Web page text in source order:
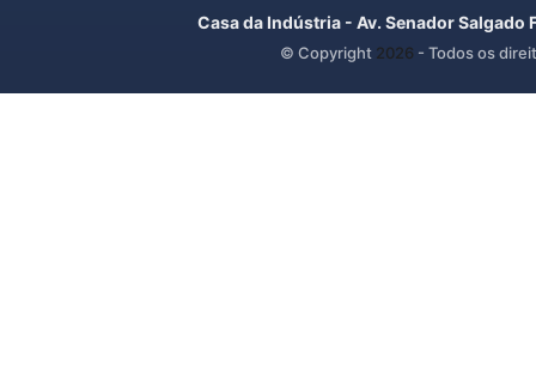
Casa da Indústria - Av. Senador
© Copyright 2026 - Todos os